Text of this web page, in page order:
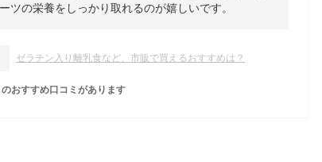
ツの栄養をしっかり取れるのが嬉しいです。
ゼラチン入り離乳食など、市販で買えるおすすめは？
のおすすめ口コミがあります